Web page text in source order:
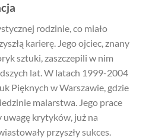
rodzinie, co miało
karierę. Jego ojciec, znany
sztuki, zaszczepili w nim
lat. W latach 1999-2004
Pięknych w Warszawie, gdzie
malarstwa. Jego prace
krytyków, już na
przyszły sukces.